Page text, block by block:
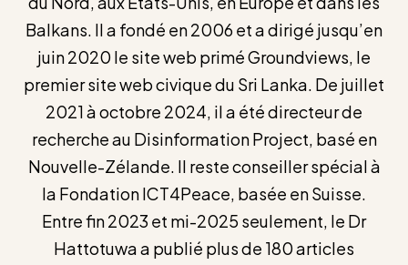
Balkans. Il a fondé en 2006 et a dirigé jusqu’en
juin 2020 le site web primé Groundviews, le
premier site web civique du Sri Lanka. De juillet
2021 à octobre 2024, il a été directeur de
recherche au Disinformation Project, basé en
Nouvelle-Zélande. Il reste conseiller spécial à
la Fondation ICT4Peace, basée en Suisse.
Entre fin 2023 et mi-2025 seulement, le Dr
Hattotuwa a publié plus de 180 articles